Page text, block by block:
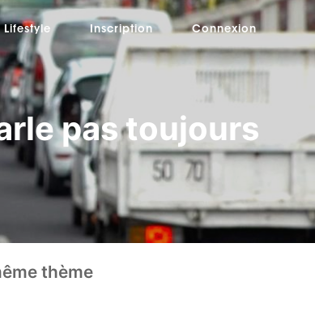
Lifestyle Inscription Connexion
pas toujours
thème